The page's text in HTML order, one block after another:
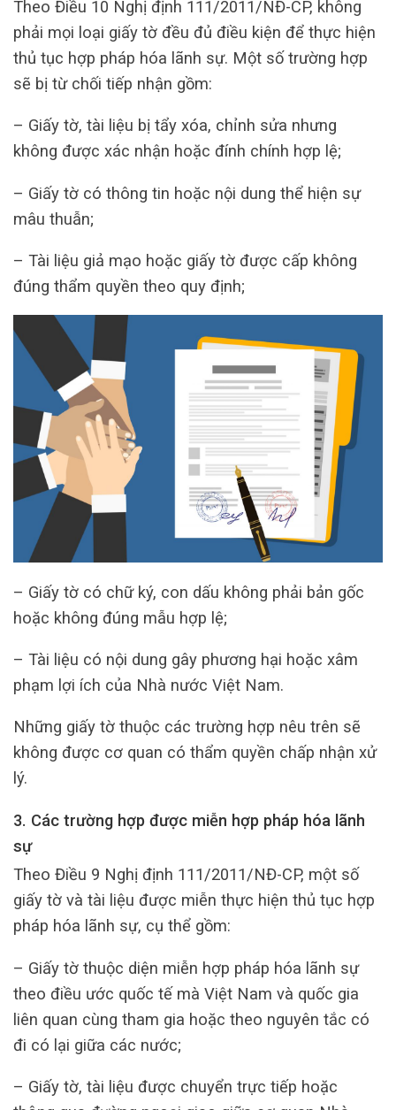
Theo Điều 10 Nghị định 111/2011/NĐ-CP, không
phải mọi loại giấy tờ đều đủ điều kiện để thực hiện
thủ tục hợp pháp hóa lãnh sự. Một số trường hợp
sẽ bị từ chối tiếp nhận gồm:
– Giấy tờ, tài liệu bị tẩy xóa, chỉnh sửa nhưng
không được xác nhận hoặc đính chính hợp lệ;
– Giấy tờ có thông tin hoặc nội dung thể hiện sự
mâu thuẫn;
– Tài liệu giả mạo hoặc giấy tờ được cấp không
đúng thẩm quyền theo quy định;
– Giấy tờ có chữ ký, con dấu không phải bản gốc
hoặc không đúng mẫu hợp lệ;
– Tài liệu có nội dung gây phương hại hoặc xâm
phạm lợi ích của Nhà nước Việt Nam.
Những giấy tờ thuộc các trường hợp nêu trên sẽ
không được cơ quan có thẩm quyền chấp nhận xử
lý.
3. Các trường hợp được miễn hợp pháp hóa lãnh
sự
Theo Điều 9 Nghị định 111/2011/NĐ-CP, một số
giấy tờ và tài liệu được miễn thực hiện thủ tục hợp
pháp hóa lãnh sự, cụ thể gồm:
– Giấy tờ thuộc diện miễn hợp pháp hóa lãnh sự
theo điều ước quốc tế mà Việt Nam và quốc gia
liên quan cùng tham gia hoặc theo nguyên tắc có
đi có lại giữa các nước;
– Giấy tờ, tài liệu được chuyển trực tiếp hoặc